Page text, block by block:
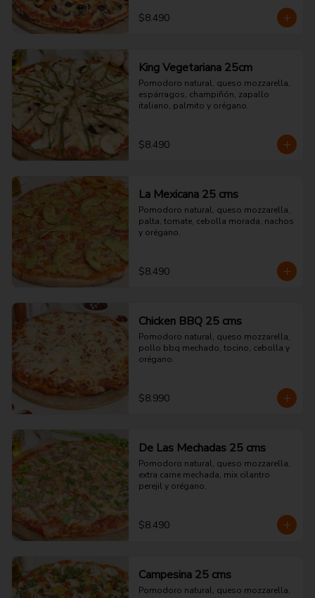
$8.490
King Vegetariana 25cm
Pomodoro natural, queso mozzarella,
espárragos, champiñón, zapallo
italiano, palmito y orégano.
$8.490
La Mexicana 25 cms
Pomodoro natural, queso mozzarella,
palta, tomate, cebolla morada, nachos
y orégano.
$8.490
Chicken BBQ 25 cms
Pomodoro natural, queso mozzarella,
pollo bbq mechado, tocino, cebolla y
orégano.
$8.990
De Las Mechadas 25 cms
Pomodoro natural, queso mozzarella,
extra carne mechada, mix cilantro
perejil y orégano.
$8.490
Campesina 25 cms
Pomodoro natural, queso mozzarella,